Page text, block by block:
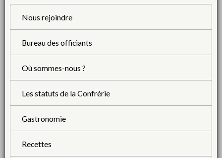
Nous rejoindre
Bureau des officiants
Où sommes-nous ?
Les statuts de la Confrérie
Gastronomie
Recettes